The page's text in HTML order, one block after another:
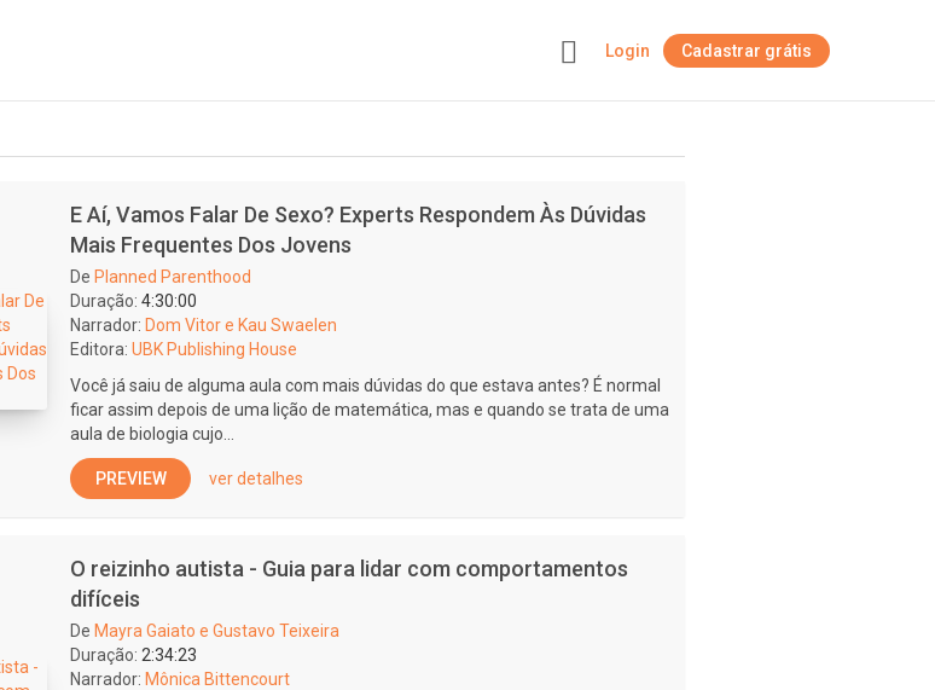
Login Cadastrar grátis
E Aí, Vamos Falar De Sexo? Experts Respondem Às Dúvidas
Mais Frequentes Dos Jovens
De Planned Parenthood
Duração: 4:30:00
Narrador: Dom Vitor e Kau Swaelen
Editora: UBK Publishing House
Você já saiu de alguma aula com mais dúvidas do que estava antes? É normal
ficar assim depois de uma lição de matemática, mas e quando se trata de uma
aula de biologia cujo...
PREVIEW ver detalhes
O reizinho autista - Guia para lidar com comportamentos
difíceis
De Mayra Gaiato e Gustavo Teixeira
Duração: 2:34:23
Narrador: Mônica Bittencourt